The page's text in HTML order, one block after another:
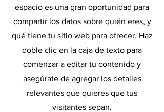
espacio es una gran oportunidad para
compartir los datos sobre quién eres, y
qué tiene tu sitio web para ofrecer. Haz
doble clic en la caja de texto para
comenzar a editar tu contenido y
asegúrate de agregar los detalles
relevantes que quieres que tus
visitantes sepan.